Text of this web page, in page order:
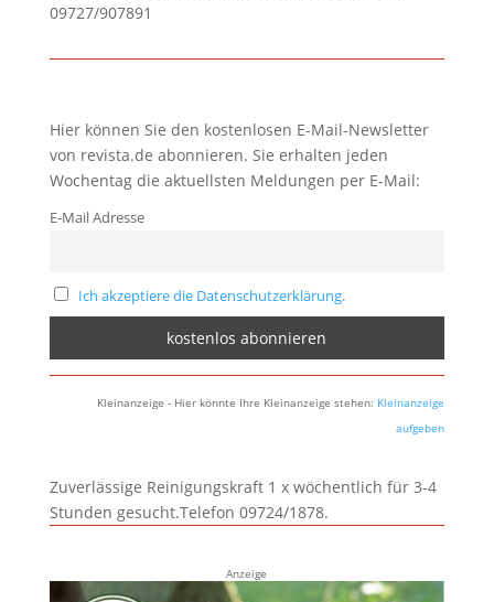
09727/907891
Hier können Sie den kostenlosen E-Mail-Newsletter
von revista.de abonnieren. Sie erhalten jeden
Wochentag die aktuellsten Meldungen per E-Mail:
E-Mail Adresse
Ich akzeptiere die Datenschutzerklärung.
Kleinanzeige - Hier könnte Ihre Kleinanzeige stehen: Kleinanzeige
aufgeben
Zuverlässige Reinigungskraft 1 x wöchentlich für 3-4
Stunden gesucht.Telefon 09724/1878.
Anzeige